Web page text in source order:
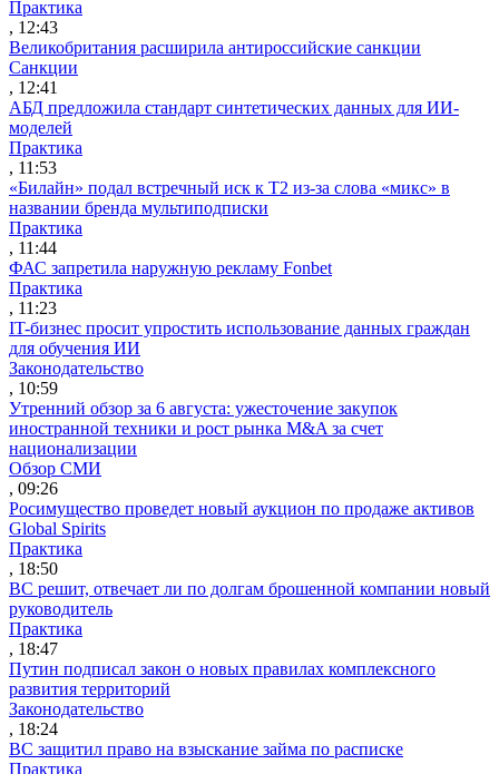
Практика
, 12:43
Великобритания расширила антироссийские санкции
Санкции
, 12:41
АБД предложила стандарт синтетических данных для ИИ-
моделей
Практика
, 11:53
«Билайн» подал встречный иск к Т2 из-за слова «микс» в
названии бренда мультиподписки
Практика
, 11:44
ФАС запретила наружную рекламу Fonbet
Практика
, 11:23
IT-бизнес просит упростить использование данных граждан
для обучения ИИ
Законодательство
, 10:59
Утренний обзор за 6 августа: ужесточение закупок
иностранной техники и рост рынка M&A за счет
национализации
Обзор СМИ
, 09:26
Росимущество проведет новый аукцион по продаже активов
Global Spirits
Практика
, 18:50
ВС решит, отвечает ли по долгам брошенной компании новый
руководитель
Практика
, 18:47
Путин подписал закон о новых правилах комплексного
развития территорий
Законодательство
, 18:24
ВС защитил право на взыскание займа по расписке
Практика